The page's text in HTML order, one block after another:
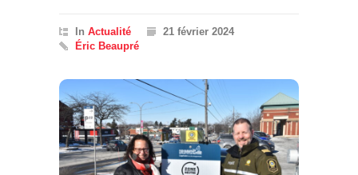
In Actualité
21 février 2024
Éric Beaupré